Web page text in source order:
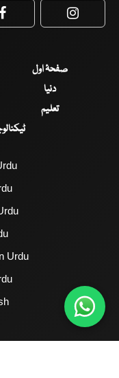
Facebook
صفحۂ اول
دنیا
تعلیم
Urdu